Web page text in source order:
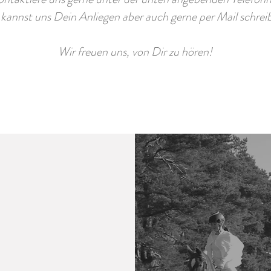
uns Dein Anliegen aber auch gerne per Mail
Wir freuen uns, von Dir zu hören!